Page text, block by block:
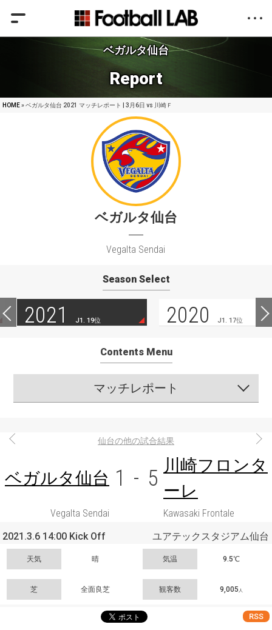
ベガルタ仙台
Report
HOME» ベガルタ仙台 2021 マッチレポート | 3月6日 vs 川崎Ｆ
ベガルタ仙台
Vegalta Sendai
Season Select
2021 J1. 19位 2020 J1. 17位
Contents Menu
マッチレポート
仙台の他の試合結果
ベガルタ仙台 1 - 5
川崎フロンタ
ーレ
Vegalta Sendai
Kawasaki Frontale
2021.3.6 14:00 Kick Off
ユアテックスタジアム仙台
天気 晴 気温 9.5℃
芝 全面良芝 観客数 9,005 人
RSS